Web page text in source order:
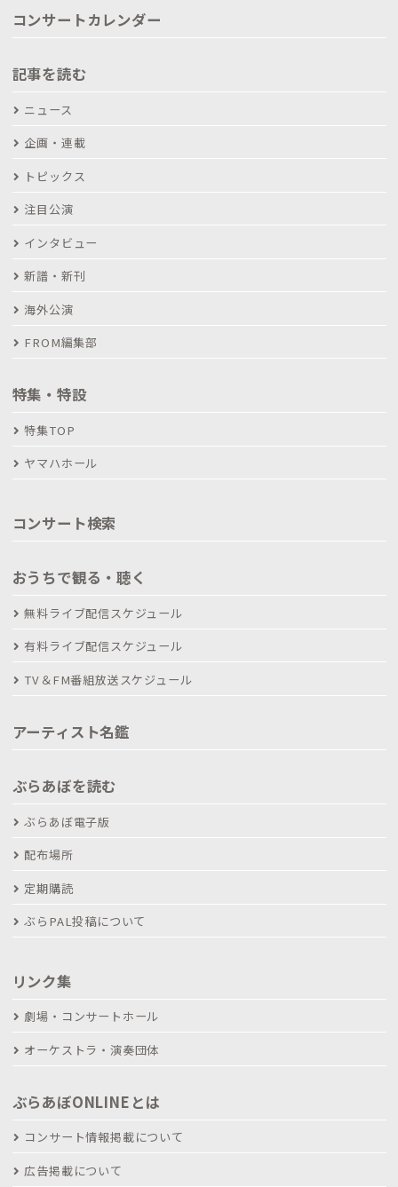
コンサートカレンダー
記事を読む
ニュース
企画・連載
トピックス
注目公演
インタビュー
新譜・新刊
海外公演
FROM編集部
特集・特設
特集TOP
ヤマハホール
コンサート検索
おうちで観る・聴く
無料ライブ配信スケジュール
有料ライブ配信スケジュール
TV＆FM番組放送スケジュール
アーティスト名鑑
ぶらあぼを読む
ぶらあぼ電子版
配布場所
定期購読
ぶらPAL投稿について
リンク集
劇場・コンサートホール
オーケストラ・演奏団体
ぶらあぼONLINEとは
コンサート情報掲載について
広告掲載について